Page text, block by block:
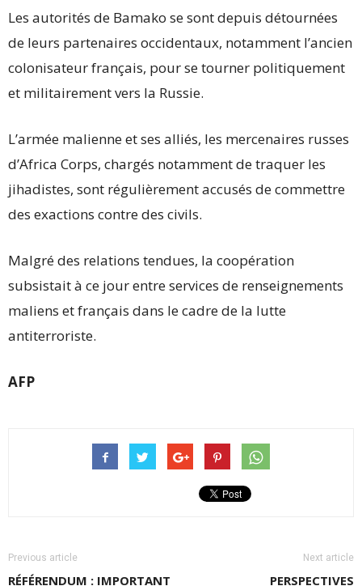
Les autorités de Bamako se sont depuis détournées
de leurs partenaires occidentaux, notamment l’ancien
colonisateur français, pour se tourner politiquement
et militairement vers la Russie.
L’armée malienne et ses alliés, les mercenaires russes
d’Africa Corps, chargés notamment de traquer les
jihadistes, sont régulièrement accusés de commettre
des exactions contre des civils.
Malgré des relations tendues, la coopération
subsistait à ce jour entre services de renseignements
maliens et français dans le cadre de la lutte
antiterroriste.
AFP
Previous article
RÉFÉRENDUM : IMPORTANT
Next article
PERSPECTIVES